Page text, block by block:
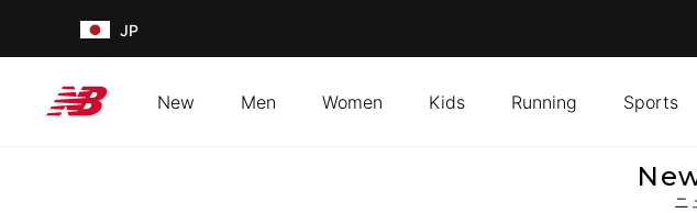
JP
New Men Women Kids Running Sports
ニ